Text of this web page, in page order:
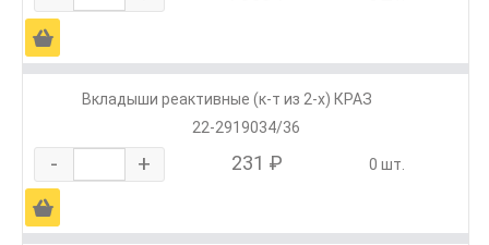
Ä
Вкладыши реактивные (к-т из 2-х) КРАЗ
22-2919034/36
- + 231 ₽ 0 шт.
Ä